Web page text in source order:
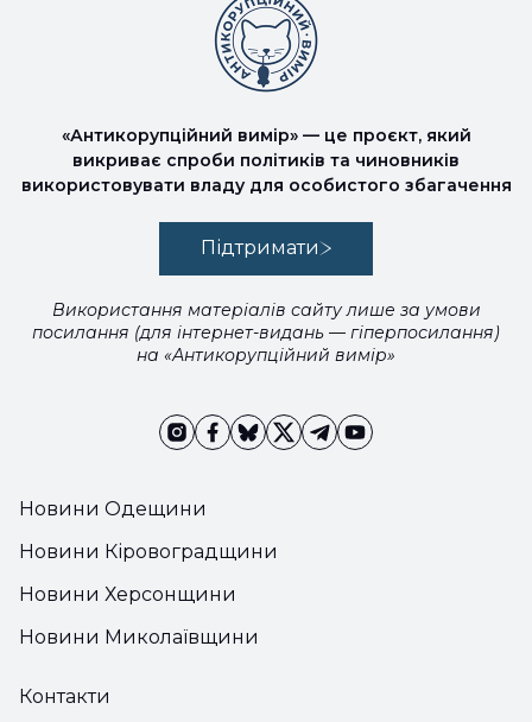
Новини Одещини
Новини Кіровоградщини
Новини Херсонщини
Новини Миколаївщини
«Антикорупційний вимір» — це проєкт, який
викриває спроби політиків та чиновників
використовувати владу для особистого збагачення
Підтримати
Використання матеріалів сайту лише за умови
посилання (для інтернет-видань — гіперпосилання)
на «Антикорупційний вимір»
Контакти